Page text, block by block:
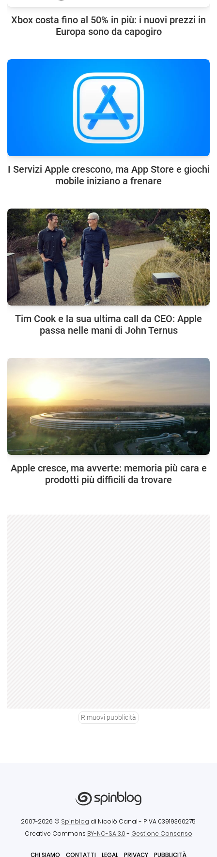
Xbox costa fino al 50% in più: i nuovi prezzi in
Europa sono da capogiro
I Servizi Apple crescono, ma App Store e giochi
mobile iniziano a frenare
Tim Cook e la sua ultima call da CEO: Apple
passa nelle mani di John Ternus
Apple cresce, ma avverte: memoria più cara e
prodotti più difficili da trovare
Rimuovi pubblicità
2007-2026 © Spinblog di Nicolò Canal - P.IVA 03919360275
Creative Commons BY-NC-SA 3.0- Gestione Consenso
CHI SIAMO CONTATTI LEGAL PRIVACY PUBBLICITÀ